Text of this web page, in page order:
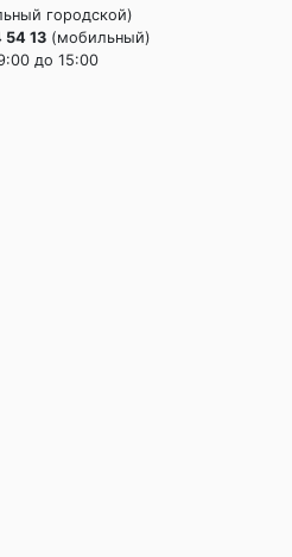
городской)
54 13 (мобильный)
до 15:00